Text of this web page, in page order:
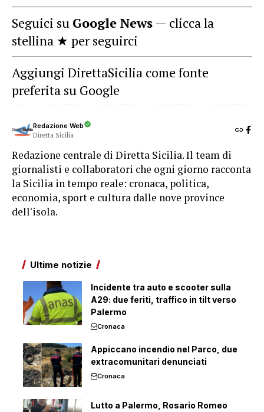
Seguici su Google News — clicca la
stellina ★ per seguirci
Aggiungi DirettaSicilia come fonte
preferita su Google
Redazione Web
Diretta Sicilia
Redazione centrale di Diretta Sicilia. Il team di
giornalisti e collaboratori che ogni giorno racconta
la Sicilia in tempo reale: cronaca, politica,
economia, sport e cultura dalle nove province
dell'isola.
Ultime notizie
Incidente tra auto e scooter sulla
A29: due feriti, traffico in tilt verso
Palermo
Cronaca
Appiccano incendio nel Parco, due
extracomunitari denunciati
Cronaca
Lutto a Palermo, Rosario Romeo